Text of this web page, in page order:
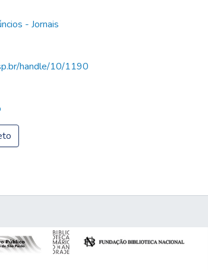
- Jornais
handle/10/1190